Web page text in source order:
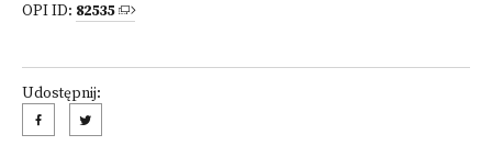
OPI ID: 82535
Udostępnij: